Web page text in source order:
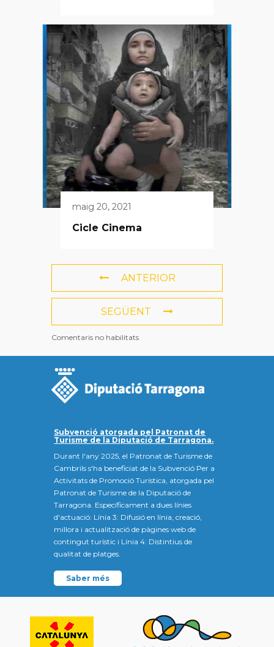
maig 20, 2021
Cicle Cinema
ANTERIOR
SEGÜENT
Comentaris no habilitats
Subvenció atorgada pel Patronat de
Turisme de la Diputació de Tarragona.
Durant l'any 2025, el Patronat de Turisme de
Cambrils s'ha beneficiat de la Subvenció Per a
Activitats de Promoció Turística, atorgada pel
Patronat de Turisme de la Diputació de
Tarragona. Específicament a dues línies
d'actuació: Línia 3: Difusió en línia, creació,
millora i actualització de pàgines web de
contingut turístic i Línia 4: Distintius de
qualitat de platges.
Saber més